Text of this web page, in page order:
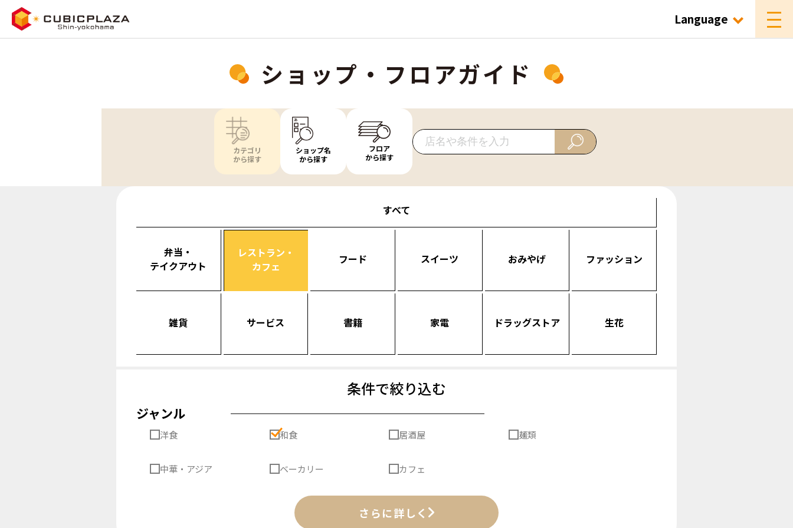
Language
ショップ・フロアガイド
カテゴリ
から探す
ショップ名
から探す
フロア
から探す
すべて
弁当・
テイクアウト
レストラン・
カフェ
フード スイーツ おみやげ ファッション
雑貨 サービス 書籍 家電 ドラッグストア 生花
条件で絞り込む
ジャンル
洋食 和食 居酒屋 麺類
中華・アジア ベーカリー カフェ
さらに詳しく